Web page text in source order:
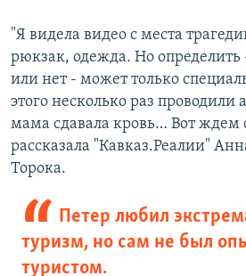
"Я видела видео с места
рюкзак, одежда. Но определить
или нет - может только
этого несколько раз проводили
мама сдавала кровь… Вот ждем
рассказала "Кавказ.Реалии"
Торока.
Петер любил
туризм, но сам не был
туристом.